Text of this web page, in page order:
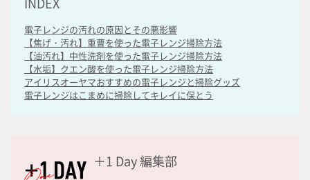
電子レンジの汚れの原因とその悪影響
【焦げ・汚れ】重曹を使った電子レンジ掃除方法
【油汚れ】中性洗剤を使った電子レンジ掃除方法
【水垢】クエン酸を使った電子レンジ掃除方法
アイリスオーヤマおすすめの電子レンジと掃除グッズ
電子レンジはこまめに掃除してキレイに保とう
＋1 Day 編集部